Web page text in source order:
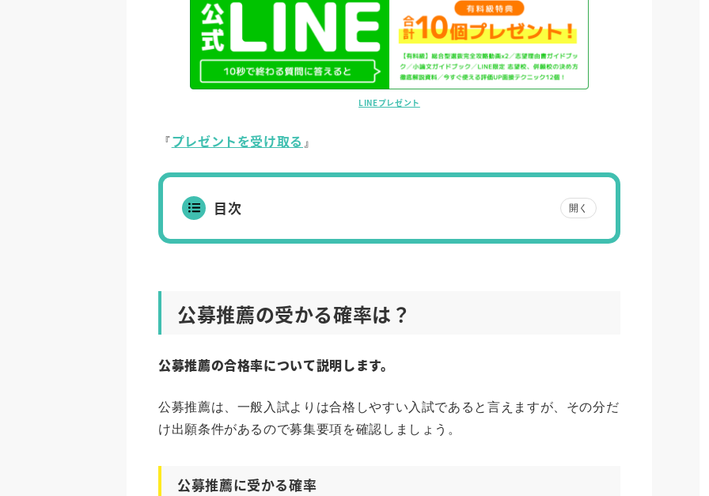
LINEプレゼント
『プレゼントを受け取る 』
目次 開く
公募推薦の受かる確率は？
公募推薦の合格率について説明します。
公募推薦は、一般入試よりは合格しやすい入試であると言えますが、その分だ
け出願条件があるので募集要項を確認しましょう。
公募推薦に受かる確率